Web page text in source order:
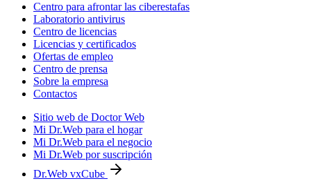
Centro para afrontar las ciberestafas
Laboratorio antivirus
Centro de licencias
Licencias y certificados
Ofertas de empleo
Centro de prensa
Sobre la empresa
Contactos
Sitio web de Doctor Web
Mi Dr.Web para el hogar
Mi Dr.Web para el negocio
Mi Dr.Web por suscripción
Dr.Web vxCube